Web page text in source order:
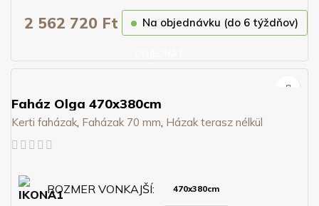
2 562 720 Ft Na objednávku (do 6 týždňov)
Faház Olga 470x380cm
Kerti faházak, Faházak 70 mm, Házak terasz nélkül
ROZMER VONKAJŠÍ 470x380cm